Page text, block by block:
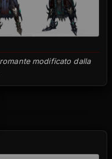
modificato dalla